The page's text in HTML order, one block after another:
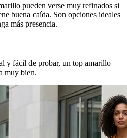
pueden verse muy refinados si
buena caída. Son opciones ideales
más presencia.
y fácil de probar, un top amarillo
muy bien.